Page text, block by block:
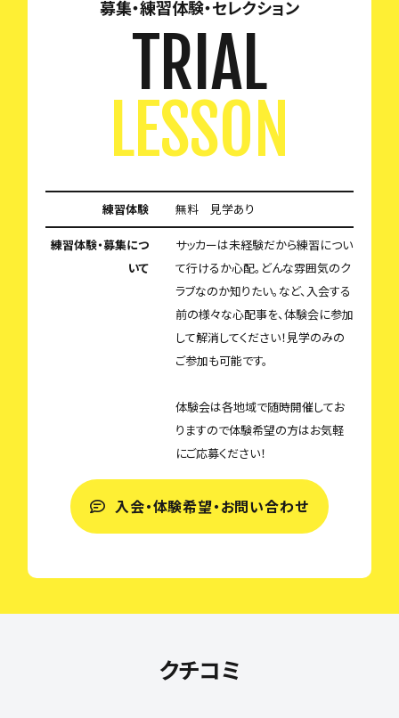
募集・練習体験・セレクション
TRIAL
LESSON
練習体験 無料 見学あり
練習体験・募集につ
いて
サッカーは未経験だから練習につい
て行けるか心配。どんな雰囲気のク
ラブなのか知りたい。など、入会する
前の様々な心配事を、体験会に参加
して解消してください！見学のみの
ご参加も可能です。
体験会は各地域で随時開催してお
りますので体験希望の方はお気軽
にご応募ください！
入会・体験希望・お問い合わせ
クチコミ